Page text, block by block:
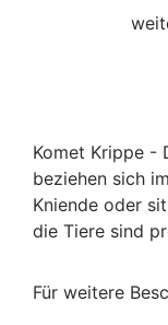
Komet Krippe -
beziehen sich
Kniende oder
die Tiere sind
Für weitere